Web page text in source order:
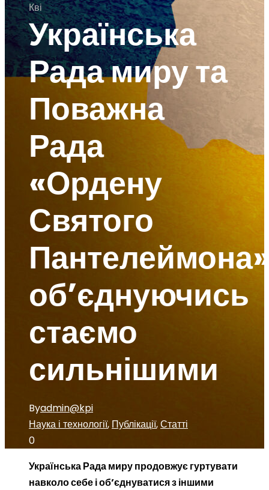
Кві
Українська
Рада миру та
Поважна
Рада
«Ордену
Святого
об’єднуючись
стаємо
сильнішими
Byadmin@kpi
Наука і технології, Публікації,Статті
0
Українська Рада миру продовжує гуртувати
навколо себе і об’єднуватися з іншими